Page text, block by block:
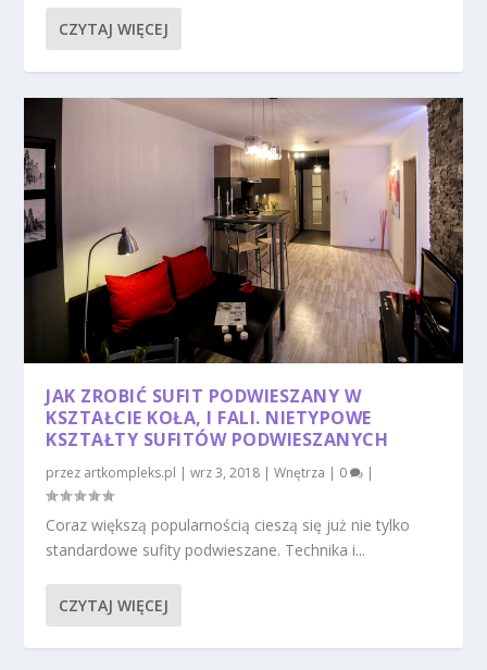
CZYTAJ WIĘCEJ
JAK ZROBIĆ SUFIT PODWIESZANY W
KSZTAŁCIE KOŁA, I FALI. NIETYPOWE
KSZTAŁTY SUFITÓW PODWIESZANYCH
przez artkompleks.pl |wrz 3, 2018 |Wnętrza | 0 |
Coraz większą popularnością cieszą się już nie tylko
standardowe sufity podwieszane. Technika i...
CZYTAJ WIĘCEJ